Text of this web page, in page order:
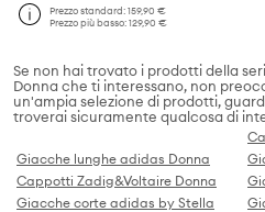
Prezzo standard:159,90 €
Prezzo più basso:129,90 €
Se non hai trovato i prodotti della
Donna che ti interessano, non
un'ampia selezione di prodotti,
troverai sicuramente qualcosa di
Giacche lunghe adidas Donna
Cappotti Zadig&Voltaire Donna
Giacche corte adidas by Stella